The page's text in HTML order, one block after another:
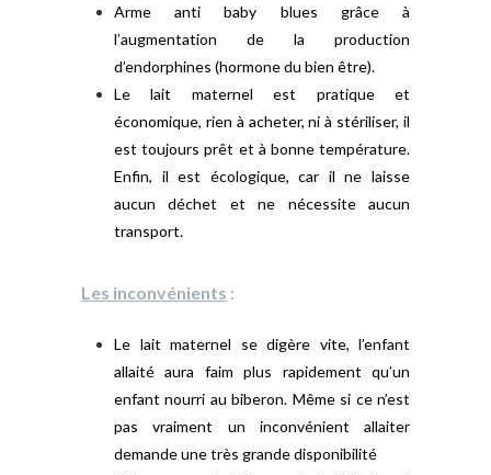
Arme anti baby blues grâce à
l’augmentation de la production
d’endorphines (hormone du bien être).
Le lait maternel est pratique et
économique, rien à acheter, ni à stériliser, il
est toujours prêt et à bonne température.
Enfin, il est écologique, car il ne laisse
aucun déchet et ne nécessite aucun
transport.
Les inconvénients :
Le lait maternel se digère vite, l’enfant
allaité aura faim plus rapidement qu’un
enfant nourri au biberon. Même si ce n’est
pas vraiment un inconvénient allaiter
demande une très grande disponibilité